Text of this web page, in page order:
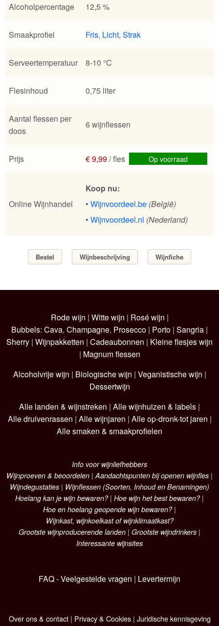
Alcoholpercentage 12,5 %
Smaakprofiel Fris, Licht, Strak
Serveertemperatuur 8-10 °C
Flesinhoud 0,75 liter
Aantal flessen per
doos
6 wijnflessen
Prijs € 9,99/ fles Op voorraad
Online Wijnhandel
Koop nu:
• Wijnvoordeel.be (België)
• Wijnvoordeel.nl (Nederland)
Bestel Wijnbeschrijving Wijnfiche
Rode wijn | Witte wijn | Rosé wijn |
Bubbels: Cava, Champagne, Prosecco | Porto | Sangria |
Sherry | Wijnpakketten | Cadeaubonnen | Kleine flesjes wijn
| Magnum flessen
Alcoholvrije wijn | Biologische wijn | Veganistische wijn |
Dessertwijn
Alle landen & wijnstreken | Alle wijnhuizen & labels |
Alle druivenrassen | Alle wijnjaren | Alle op-dronk-tot jaren |
Alle smaken & smaakprofielen
Info voor wijnliefhebbers
Wijnproeven & beoordelen | Aandachtspunten bij openen wijnfles |
Wijndegustaties | Wijnflessen (Soorten, Inhoud en Benamingen)
Hoelang kan je wijn bewaren?| Hoe wijn het best bewaren?|
Hoe en hoelang geopende wijn bewaren?|
Wijnkast, wijnkoelkast of wijnklimaatkast?
Grootste wijnproducerende landen | Grootste wijndrinkers |
Interessante wijnsites
FAQ - Veelgestelde vragen | Levertermijn
Over ons & contact| Privacy & Cookies| Juridische kennisgeving